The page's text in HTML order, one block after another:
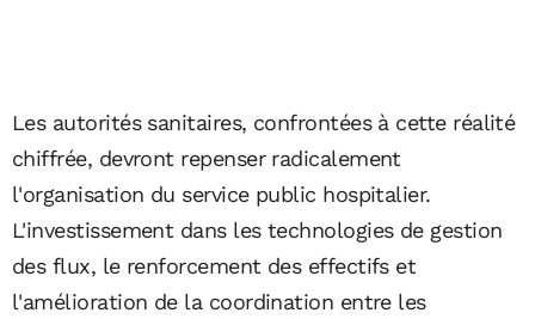
Les autorités sanitaires, confrontées à cette réalité
chiffrée, devront repenser radicalement
l'organisation du service public hospitalier.
L'investissement dans les technologies de gestion
des flux, le renforcement des effectifs et
l'amélioration de la coordination entre les